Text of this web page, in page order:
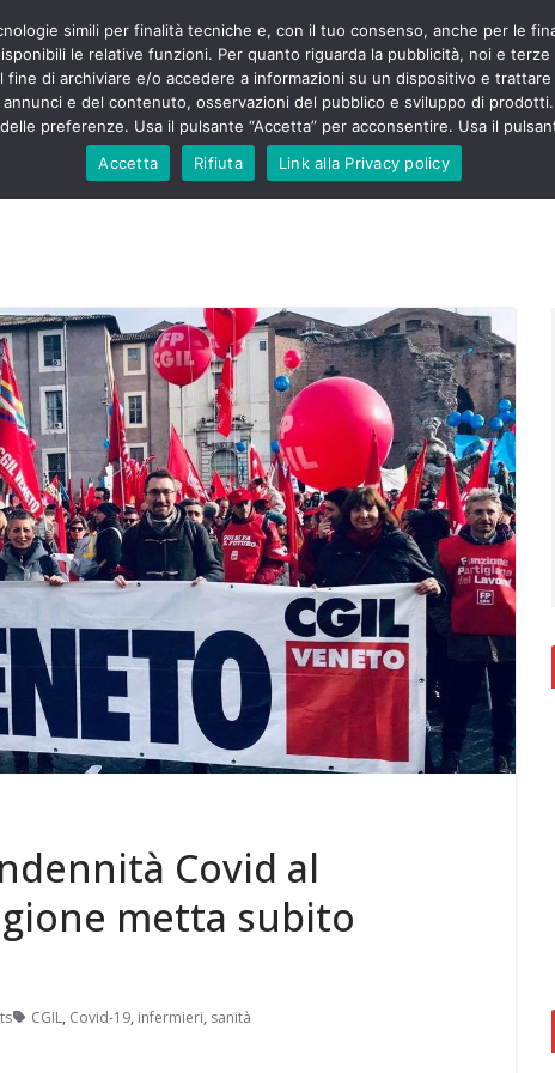
sono
senza
aggressioni
“tagli e
proclamato lo
Up contro
e
Up:
anche
POLITICA STUDENTI SALUTE COMUNICATI
Covid al
metta subito
CGIL, Covid-19, infermieri, sanità
simili per finalità tecniche e, con il tuo consenso, anche per le
le relative funzioni. Per quanto riguarda la pubblicità, noi e
fine di archiviare e/o accedere a informazioni su un dispositivo e
e del contenuto, osservazioni del pubblico e sviluppo di
preferenze. Usa il pulsante “Accetta” per acconsentire. Usa il
Accetta
Rifiuta Link alla Privacy policy